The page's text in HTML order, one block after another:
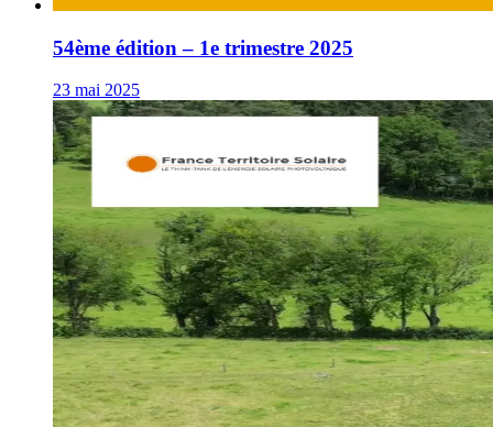
54ème édition – 1e trimestre 2025
23 mai 2025